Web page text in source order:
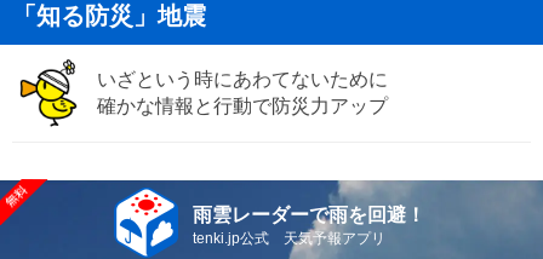
「知る防災」地震
いざという時にあわてないために
確かな情報と行動で防災力アップ
雨雲レーダーで雨を回避！
tenki.jp公式 天気予報アプリ